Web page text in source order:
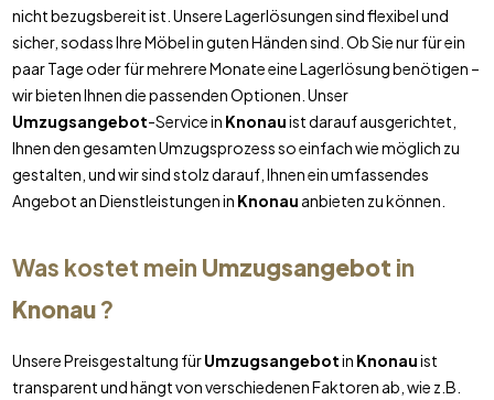
nicht bezugsbereit ist. Unsere Lagerlösungen sind flexibel und
sicher, sodass Ihre Möbel in guten Händen sind. Ob Sie nur für ein
paar Tage oder für mehrere Monate eine Lagerlösung benötigen –
wir bieten Ihnen die passenden Optionen. Unser
Umzugsangebot-Service in Knonauist darauf ausgerichtet,
Ihnen den gesamten Umzugsprozess so einfach wie möglich zu
gestalten, und wir sind stolz darauf, Ihnen ein umfassendes
Angebot an Dienstleistungen in Knonau anbieten zu können.
Was kostet mein Umzugsangebot in
Knonau?
Unsere Preisgestaltung fürUmzugsangebotin Knonauist
transparent und hängt von verschiedenen Faktoren ab, wie z.B.